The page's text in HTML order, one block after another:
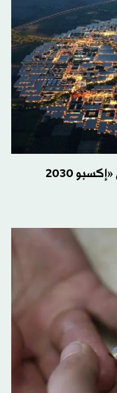
ترسية عقدين جديدين للبنية التحتية في «إكسبو 2030